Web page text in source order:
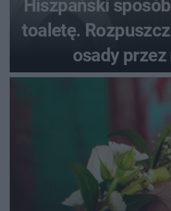
Hiszpański
toaletę.
osady przez